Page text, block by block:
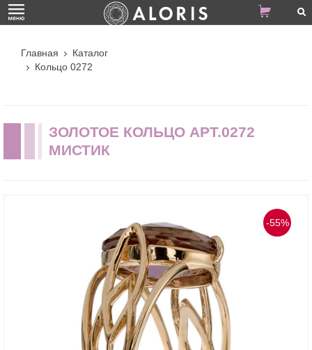
Главная
Каталог
Кольцо 0272
ЗОЛОТОЕ КОЛЬЦО АРТ.0272
МИСТИК
-55%